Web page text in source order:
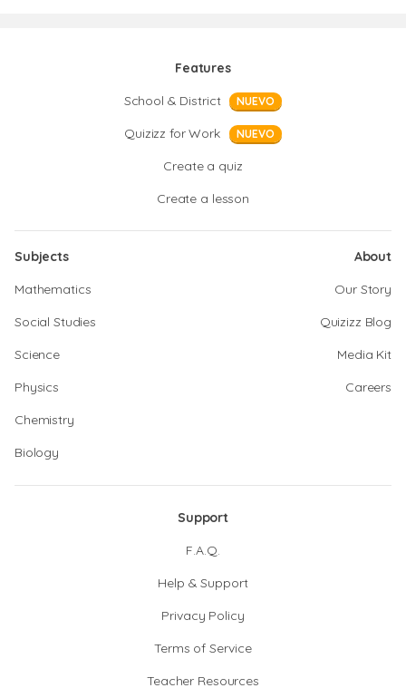
Features
School & District
NUEVO
Quizizz for Work NUEVO
Create a quiz
Create a lesson
Subjects
Mathematics
Social Studies
Science
Physics
Chemistry
Biology
About
Our Story
Quizizz Blog
Media Kit
Careers
Support
F.A.Q.
Help & Support
Privacy Policy
Terms of Service
Teacher Resources